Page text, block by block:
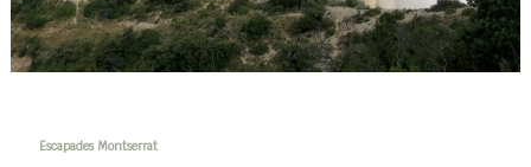
Escapades Montserrat